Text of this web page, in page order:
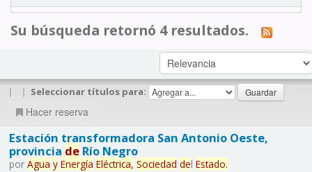
Su búsqueda retornó 4 resultados.
| | Seleccionar títulos para:
Hacer reserva
Estación transformadora San Antonio Oeste,
provincia deRío Negro
por Agua y Energía Eléctrica, Sociedad del Estado.